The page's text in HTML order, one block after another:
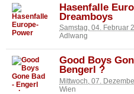
Hasenfalle
Dreamboys
Samstag, 04. Februar
Adlwang
Good Boys
Bengerl ?
Mittwoch, 07.
Wien